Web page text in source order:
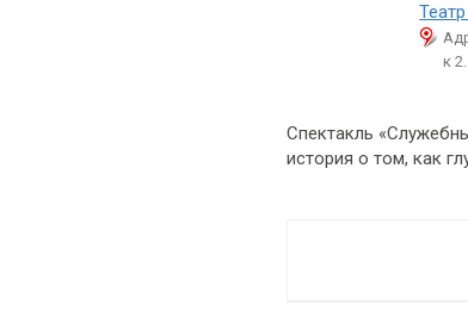
к 2.
Спектакль
история о том, как